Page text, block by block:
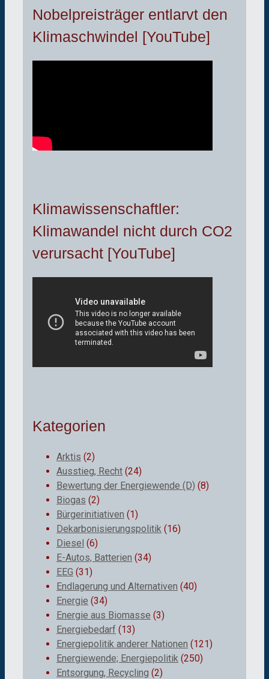
Nobelpreisträger entlarvt den
Klimaschwindel [YouTube]
Klimawissenschaftler:
Klimawandel nicht durch CO2
verursacht [YouTube]
Kategorien
Arktis (2)
Ausstieg, Recht (24)
Bewertung der Energiewende (D) (8)
Biogas (2)
Bürgerinitiativen (1)
Dekarbonisierungspolitik (16)
Diesel (6)
E-Autos, Batterien (34)
EEG (31)
Endlagerung und Alternativen (40)
Energie (34)
Energie aus Biomasse (3)
Energiebedarf (13)
Energiepolitik anderer Nationen (121)
Energiewende; Energiepolitik (250)
Entsorgung, Recycling (2)